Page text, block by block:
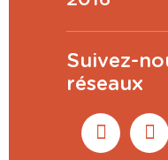
Suivez-
réseaux